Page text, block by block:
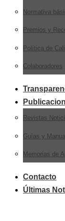
Normativa
Premios y
Política de
Colaboradores
Revistas
Guías y
Memorias de
Contacto
Últimas